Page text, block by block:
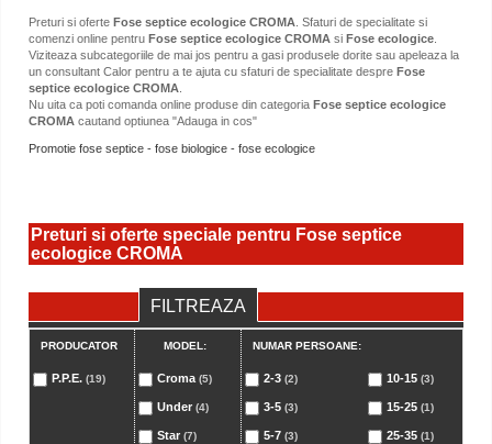
Preturi si oferte Fose septice ecologice CROMA . Sfaturi de specialitate si
comenzi online pentru Fose septice ecologice CROMA si Fose ecologice
Viziteaza subcategoriile de mai jos pentru a gasi produsele dorite sau apeleaza la
un consultant Calor pentru a te ajuta cu sfaturi de specialitate despre Fose
septice ecologice CROMA
Nu uita ca poti comanda online produse din categoria Fose septice ecologice
CROMA cautand optiunea "Adauga in cos"
Promotie fose septice - fose biologice - fose ecologice
Preturi si oferte speciale pentru Fose septice
ecologice CROMA
FILTREAZA
PRODUCATOR
P.P.E. (19)
MODEL:
Croma (5)
Under (4)
Star (7)
NUMAR PERSOANE:
2-3 (2)
3-5 (3)
5-7 (3)
10-15 (3)
15-25 (1)
25-35 (1)